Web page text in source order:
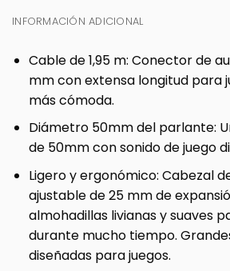
INFORMACIÓN ADICIONAL
Cable de 1,95 m: Conector de
mm con extensa longitud para
más cómoda.
Diámetro 50mm del parlante:
de 50mm con sonido de juego
Ligero y ergonómico: Cabezal
ajustable de 25 mm de
almohadillas livianas y suaves
durante mucho tiempo.
diseñadas para juegos.